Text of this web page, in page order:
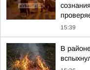
15:39
В